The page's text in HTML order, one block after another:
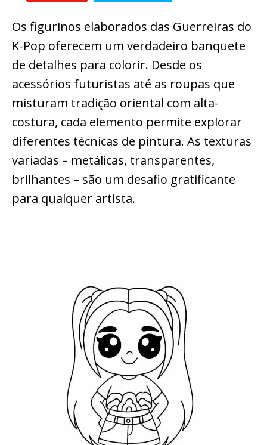
Os figurinos elaborados das Guerreiras do
K-Pop oferecem um verdadeiro banquete
de detalhes para colorir. Desde os
acessórios futuristas até as roupas que
misturam tradição oriental com alta-
costura, cada elemento permite explorar
diferentes técnicas de pintura. As texturas
variadas – metálicas, transparentes,
brilhantes – são um desafio gratificante
para qualquer artista.